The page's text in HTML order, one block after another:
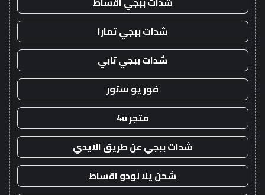
شدات ببجي تمارا
شدات ببجي تابي
فور يو ستور
متجر 4u
شدات ببجي عن طريق الايدي
شحن يلا لودو اقساط